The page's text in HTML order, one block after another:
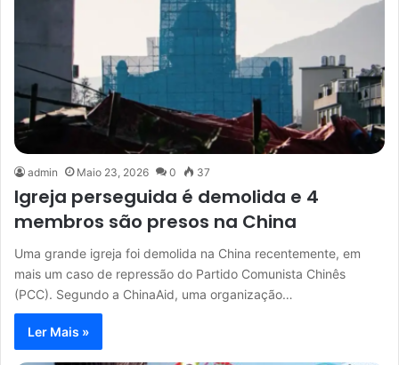
admin Maio 23, 2026 0 37
Igreja perseguida é demolida e 4
membros são presos na China
Uma grande igreja foi demolida na China recentemente, em
mais um caso de repressão do Partido Comunista Chinês
(PCC). Segundo a ChinaAid, uma organização…
Ler Mais »